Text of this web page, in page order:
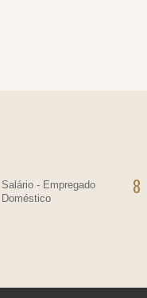
Salário - Empregado
Doméstico
8